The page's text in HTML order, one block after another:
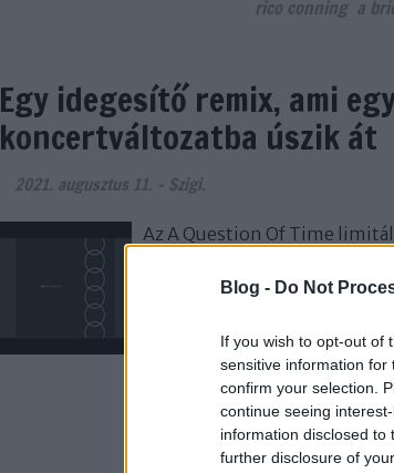
Blog - Do Not
If you wish to opt-out of
sensitive information
confirm your selection.
continue seeing
information disclosed
further disclosure of
rico conning a
Egy idegesítő remix, ami
koncertváltozatba úszik át
2021. augusztus 11. - Szigi.
Az A Question Of Time
kiadványon a dal
fűződik, akárcsak a Black